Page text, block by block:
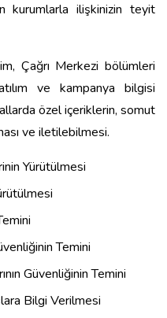
kurumlarla ilişkinizin teyit
Çağrı Merkezi bölümleri
ve kampanya bilgisi
özel içeriklerin, somut
ve iletilebilmesi.
Yürütülmesi
Temini
Güvenliğinin Temini
Bilgi Verilmesi